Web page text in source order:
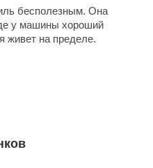
бесполезным. Она
у машины хороший
живет на пределе.